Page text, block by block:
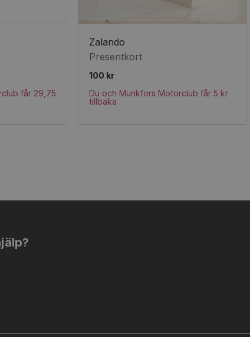
får 29,75
Zalando
Presentkort
100 kr
Du och Munkfors Motorclub får 5 kr
tillbaka